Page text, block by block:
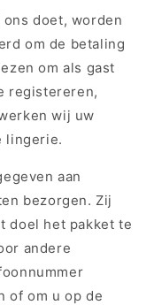
doet, worden
om de betaling
om als gast
registereren,
wij uw
lingerie.
aan
bezorgen. Zij
doel het pakket te
andere
of om u op de